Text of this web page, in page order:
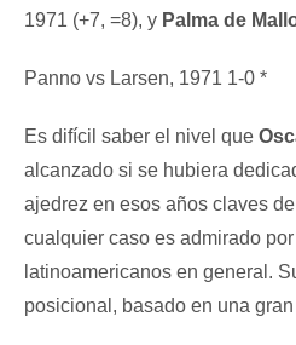
1971 (+7, =8), y Palma de
Panno vs Larsen, 1971 1-0 *
Es difícil saber el nivel que
alcanzado si se hubiera
ajedrez en esos años claves
cualquier caso es admirado
latinoamericanos en general.
posicional, basado en una